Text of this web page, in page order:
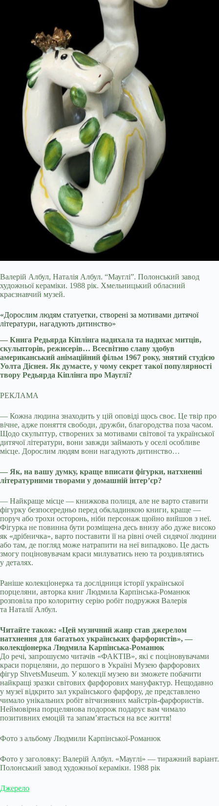
Валерій Албул, Наталія Албул. “Мауглі”. Полонський завод
художньої кераміки. 1988 рік. Хмельницький обласний
краєзнавчий музей.
«Дорослим людям статуетки, створені за мотивами дитячої
літератури, нагадують дитинство»
— Книга Редьярда Кіплінга надихала та надихає митців,
скульпторів, режисерів… Всесвітню славу здобув
американський анімаційний фільм 1967 року, знятий студією
Уолта Діснея. Як думаєте, у чому секрет такої популярності
твору Редьярда Кіплінга про Мауглі?
РЕКЛАМА
— Кожна людина знаходить у цій оповіді щось своє. Це твір про
вічне, адже поняття свободи, дружби, благородства поза часом.
Щодо скульптур, створених за мотивами світової та української
дитячої літератури, вони завжди займають у оселі особливе
місце. Дорослим людям вони нагадують дитинство…
— Як, на вашу думку, краще вписати фігурки, натхненні
літературними творами у домашній інтер’єр?
— Найкраще місце — книжкова полиця, але не варто ставити
фігурку безпосередньо перед обкладинкою книги, краще —
поруч або трохи осторонь, ніби персонаж щойно вийшов з неї.
Фігурка не повинна бути розміщена десь внизу або дуже високо
як «дрібничка», варто поставити її на рівні очей сидячої людини
або там, де погляд може натрапити на неї випадково. Це дасть
змогу поціновувачам краси милуватись нею та роздивлятись
у деталях.
Раніше колекціонерка та дослідниця історії української
порцеляни, авторка книг Людмила Карпінська-Романюк
розповіла про колоритну серію робіт подружжя Валерія
та Наталії Албул.
Читайте також: «Цей музичний жанр став джерелом
натхнення для багатьох українських фарфористів», —
колекціонерка Людмила Карпінська-Романюк
До речі, запрошуємо читачів «ФАКТІВ», які є поціновувачами
краси порцеляни, до першого в Україні Музею фарфорових
фігур ShvetsMuseum. У колекції музею ви зможете побачити
найкращі зразки світових фарфорових мануфактур. Нещодавно
у музеї відкрито зал українського фарфору, де представлено
чимало унікальних робіт вітчизняних майстрів-фарфористів.
Неймовірна порцелянова подорож подарує вам чимало
позитивних емоцій та запам’ятається на все життя!
Фото з альбому Людмили Карпінської-Романюк
Фото у заголовку: Валерій Албул. «Мауглі» — тиражний варіант.
Полонський завод художньої кераміки. 1988 рік
Джерело